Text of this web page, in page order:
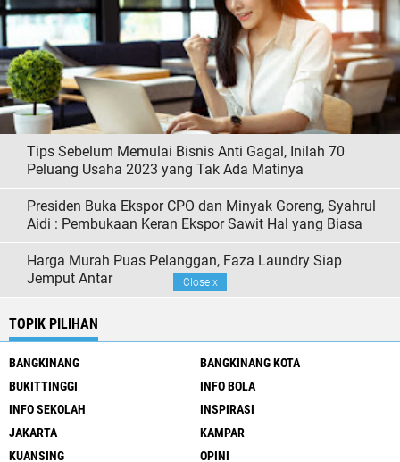
Tips Sebelum Memulai Bisnis Anti Gagal, Inilah 70
Peluang Usaha 2023 yang Tak Ada Matinya
Presiden Buka Ekspor CPO dan Minyak Goreng, Syahrul
Aidi : Pembukaan Keran Ekspor Sawit Hal yang Biasa
Harga Murah Puas Pelanggan, Faza Laundry Siap
Jemput Antar
TOPIK PILIHAN
BANGKINANG
BANGKINANG KOTA
BUKITTINGGI
INFO BOLA
INFO SEKOLAH
INSPIRASI
JAKARTA
KAMPAR
KUANSING
OPINI
Close x